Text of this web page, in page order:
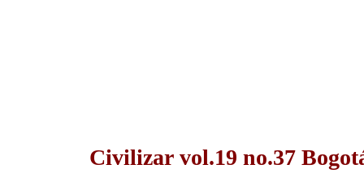
Civilizar vol.19 no.37